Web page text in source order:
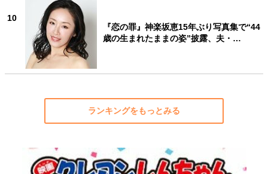
10
『恋の罪』神楽坂恵15年ぶり写真集で“44
歳の生まれたままの姿”披露、夫・…
ランキングをもっとみる